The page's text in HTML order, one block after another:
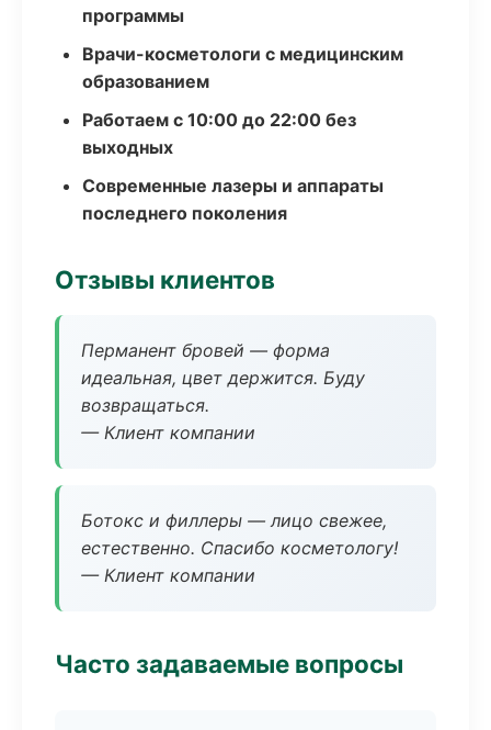
программы
Врачи-косметологи с медицинским
образованием
Работаем с 10:00 до 22:00 без
выходных
Современные лазеры и аппараты
последнего поколения
Отзывы клиентов
Перманент бровей — форма
идеальная, цвет держится. Буду
возвращаться.
— Клиент компании
Ботокс и филлеры — лицо свежее,
естественно. Спасибо косметологу!
— Клиент компании
Часто задаваемые вопросы